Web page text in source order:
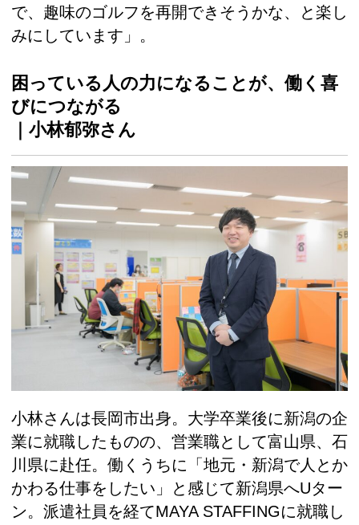
で、趣味のゴルフを再開できそうかな、と楽し
みにしています」。
困っている人の力になることが、働く喜
びにつながる
｜小林郁弥さん
小林さんは長岡市出身。大学卒業後に新潟の企
業に就職したものの、営業職として富山県、石
川県に赴任。働くうちに「地元・新潟で人とか
かわる仕事をしたい」と感じて新潟県へUター
ン。派遣社員を経てMAYA STAFFINGに就職し